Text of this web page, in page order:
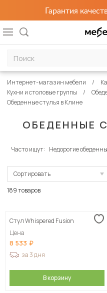
Гарантия
ОБЕДЕННЫЕ
Интернет-магазин мебели
Кухни и столовые группы
Обеденные стулья в Клине
Часто ищут: Недорогие
Сортировать
Сначала дорогие
189 товаров
Стул Whispered Fusion
Цена
8 533
за 3 дня
В корзину